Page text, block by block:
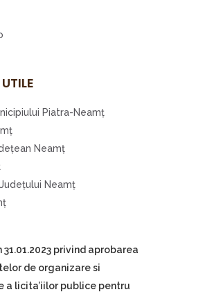
Piatra-Neamţ
Neamţ
Neamţ
31.01.2023 privind aprobarea
de organizare si
a licita’iilor publice pentru